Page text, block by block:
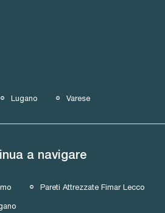
Lugano Varese
a navigare
Pareti Attrezzate Fimar Lecco